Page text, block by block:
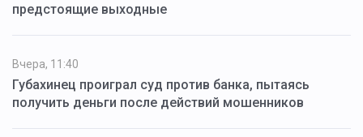
предстоящие выходные
Вчера, 11:40
Губахинец проиграл суд против банка, пытаясь
получить деньги после действий мошенников